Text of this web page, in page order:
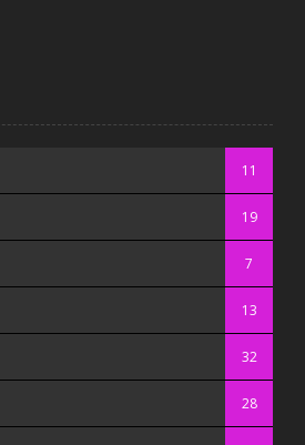
11
19
7
13
32
28